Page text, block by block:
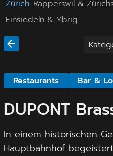
Zürich Rapperswil &
Einsiedeln & Ybrig
Restaurants Bar &
DUPONT
In einem historischen
Hauptbahnhof